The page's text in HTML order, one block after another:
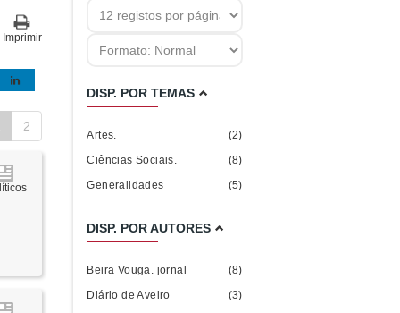
Imprimir
2
DISP. POR TEMAS
Artes.
(2)
Ciências Sociais.
(8)
Generalidades
(5)
DISP. POR AUTORES
Beira Vouga. jornal
(8)
Diário de Aveiro
(3)